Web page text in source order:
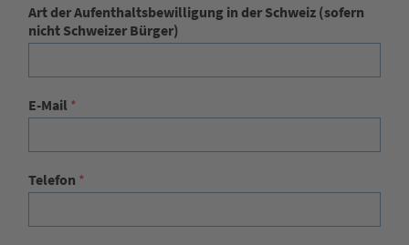
Art der Aufenthaltsbewilligung in der Schweiz (sofern
nicht Schweizer Bürger)
E-Mail *
Telefon *